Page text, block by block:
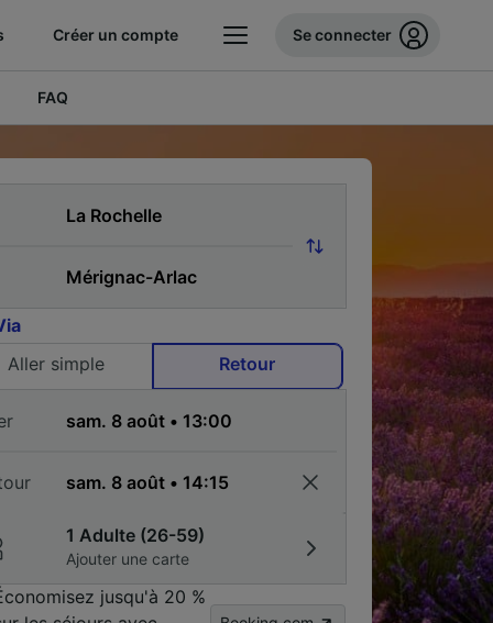
Créer un compte Se connecter
FAQ
Aller simple
Retour
1 Adulte (26-59)
Ajouter une carte
jusqu'à 20 %